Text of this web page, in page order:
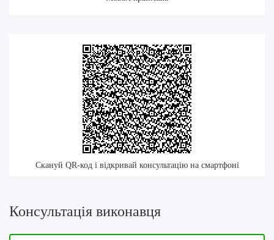
Скануй QR-код і відкривай консультацію на смартфоні
Консультація виконавця